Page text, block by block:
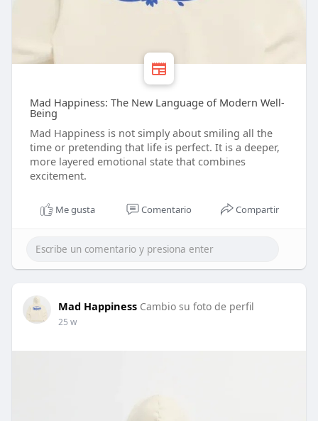
Mad Happiness: The New Language of Modern Well-
Being
Mad Happiness is not simply about smiling all the
time or pretending that life is perfect. It is a deeper,
more layered emotional state that combines
excitement.
Me gusta Comentario Compartir
Mad Happiness Cambio su foto de perfil
25 w